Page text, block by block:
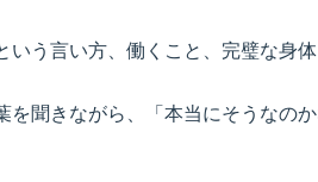
う言い方、働くこと、完璧な身体
を聞きながら、「本当にそうなの